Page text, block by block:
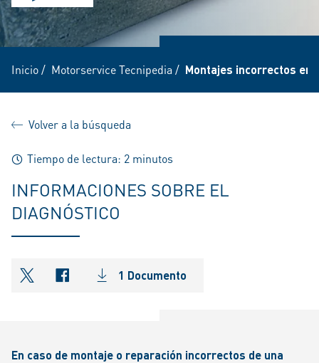
Inicio/ Motorservice Tecnipedia / Montajes incorrectos en
Volver a la búsqueda
Tiempo de lectura: 2 minutos
INFORMACIONES SOBRE EL
DIAGNÓSTICO
shareOntwitter
shareOnfacebook
1 Documento
En caso de montaje o reparación incorrectos de una